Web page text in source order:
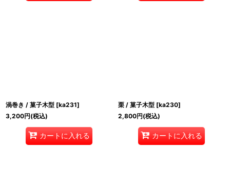
渦巻き / 菓子木型 [ka231]
3,200円(税込)
カートに入れる
栗 / 菓子木型 [ka230]
2,800円(税込)
カートに入れる